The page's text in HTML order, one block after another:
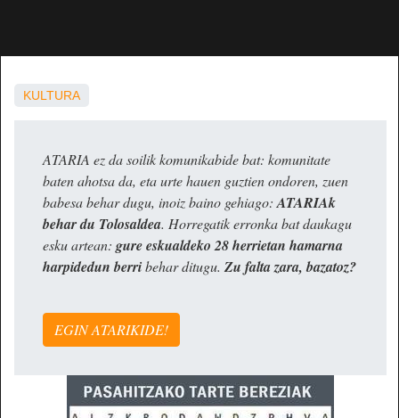
KULTURA
ATARIA ez da soilik komunikabide bat: komunitate
baten ahotsa da, eta urte hauen guztien ondoren, zuen
babesa behar dugu, inoiz baino gehiago: ATARIAk
behar du Tolosaldea. Horregatik erronka bat daukagu
esku artean: gure eskualdeko 28 herrietan hamarna
harpidedun berribehar ditugu. Zu falta zara, bazatoz?
EGIN ATARIKIDE!